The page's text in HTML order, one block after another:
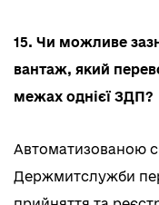
15. Чи можливе
вантаж, який
межах однієї ЗДП?
Автоматизованою
Держмитслужби